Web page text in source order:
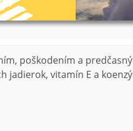
poškodením a
vitamín E a